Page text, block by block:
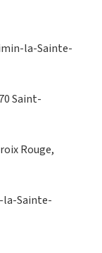
la-Sainte-
Saint-
Rouge,
la-Sainte-